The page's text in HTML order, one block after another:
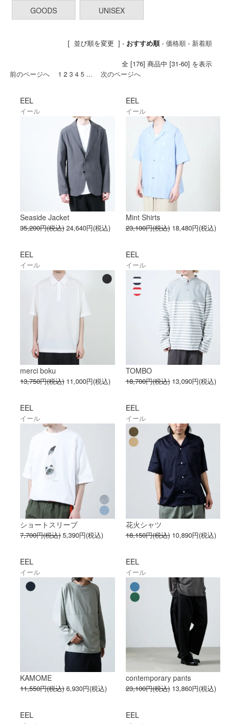
ントTシャツ、そして冬にはオーロラマンコ
ート、オリオンコート、エレベスト、な
も特徴。ただその定番アイテムも止まるこ
出し、次のシーズン、そしてその次のシー
ズンとユーザーの高まる期待に応え続けて
「変わらない良さ、変わる良さ。」その、
デザイナーの言葉のとおり、変わらないも
の、変えてゆくもの、常に良いものを探究
しているモノツクリの姿勢が、形となって
表れています。
GOODS UNISEX
[ 並び順を変更 ] - おすすめ順-価格順 - 新着順
全 [176] 商品中 [31-60] を表示
前のページへ
1 2 3 4 5 ... 次のページへ
EEL
イール
Seaside Jacket
35,200円(税込) 24,640円(税込)
EEL
イール
Mint Shirts
23,100円(税込) 18,480円(税込)
EEL
イール
merci boku
13,750円(税込) 11,000円(税込)
EEL
イール
TOMBO
18,700円(税込) 13,090円(税込)
EEL
イール
ショートスリーブ
7,700円(税込) 5,390円(税込)
EEL
イール
花火シャツ
18,150円(税込) 10,890円(税込)
EEL
イール
KAMOME
11,550円(税込) 6,930円(税込)
EEL
イール
contemporary pants
23,100円(税込) 13,860円(税込)
EEL EEL